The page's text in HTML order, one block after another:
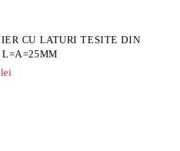
CU LATURI TESITE DIN